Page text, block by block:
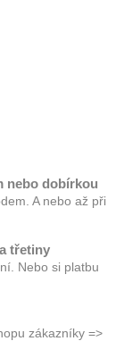
nebo dobírkou
A nebo až při
třetiny
Nebo si platbu
zákazníky =>